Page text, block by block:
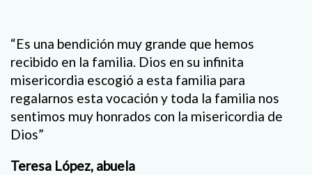
“Es una bendición muy grande que hemos
recibido en la familia. Dios en su infinita
misericordia escogió a esta familia para
regalarnos esta vocación y toda la familia nos
sentimos muy honrados con la misericordia de
Dios”
Teresa López, abuela